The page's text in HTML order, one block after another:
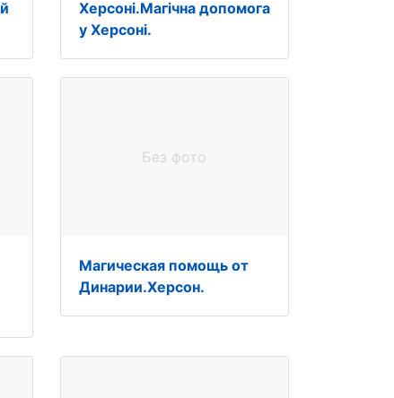
Херсоні.Магічна допомога
у Херсоні.
Без фото
Магическая помощь от
Динарии.Херсон.